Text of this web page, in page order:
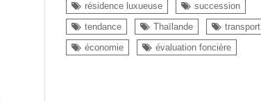
résidence luxueuse
succession
tendance
Thaïlande
transport
économie
évaluation foncière